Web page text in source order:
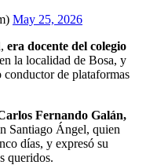
May 25, 2026
era docente del colegio
la localidad de Bosa, y
conductor de plataformas
Fernando Galán,
Santiago Ángel, quien
días, y expresó su
queridos.